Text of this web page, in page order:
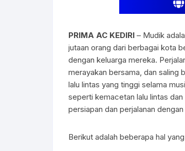
PRIMA AC KEDIRI – Mudik
jutaan orang dari berbagai kota
dengan keluarga mereka.
merayakan bersama, dan saling
lalu lintas yang tinggi selama
seperti kemacetan lalu lintas
persiapan dan perjalanan
Berikut adalah beberapa hal